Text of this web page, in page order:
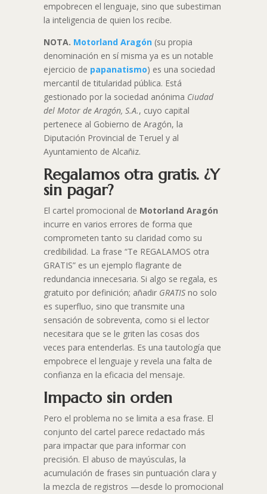
empobrecen el lenguaje, sino que subestiman
la inteligencia de quien los recibe.
NOTA. Motorland Aragón(su propia
denominación en sí misma ya es un notable
ejercicio de papanatismo) es una sociedad
mercantil de titularidad pública. Está
gestionado por la sociedad anónima Ciudad
del Motor de Aragón, S.A., cuyo capital
pertenece al Gobierno de Aragón, la
Diputación Provincial de Teruel y al
Ayuntamiento de Alcañiz.
Regalamos otra gratis. ¿Y
sin pagar?
El cartel promocional de Motorland Aragón
incurre en varios errores de forma que
comprometen tanto su claridad como su
credibilidad. La frase “Te REGALAMOS otra
GRATIS” es un ejemplo flagrante de
redundancia innecesaria. Si algo se regala, es
gratuito por definición; añadir GRATISno solo
es superfluo, sino que transmite una
sensación de sobreventa, como si el lector
necesitara que se le griten las cosas dos
veces para entenderlas. Es una tautología que
empobrece el lenguaje y revela una falta de
confianza en la eficacia del mensaje.
Impacto sin orden
Pero el problema no se limita a esa frase. El
conjunto del cartel parece redactado más
para impactar que para informar con
precisión. El abuso de mayúsculas, la
acumulación de frases sin puntuación clara y
la mezcla de registros —desde lo promocional